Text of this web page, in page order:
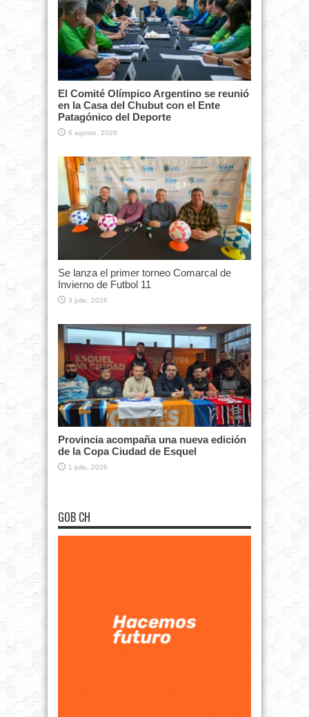
El Comité Olímpico Argentino se reunió
en la Casa del Chubut con el Ente
Patagónico del Deporte
6 agosto, 2026
Se lanza el primer torneo Comarcal de
Invierno de Futbol 11
3 julio, 2026
Provincia acompaña una nueva edición
de la Copa Ciudad de Esquel
1 julio, 2026
GOB CH